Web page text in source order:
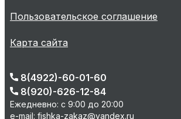
Пользовательское соглашение
Карта сайта
8(4922)-60-01-60
8(920)-626-12-84
Ежедневно: с 9:00 до 20:00
e-mail: fishka-zakaz@yandex.ru